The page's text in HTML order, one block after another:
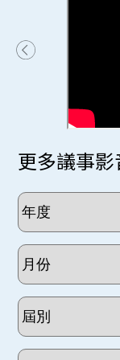
更多議事影